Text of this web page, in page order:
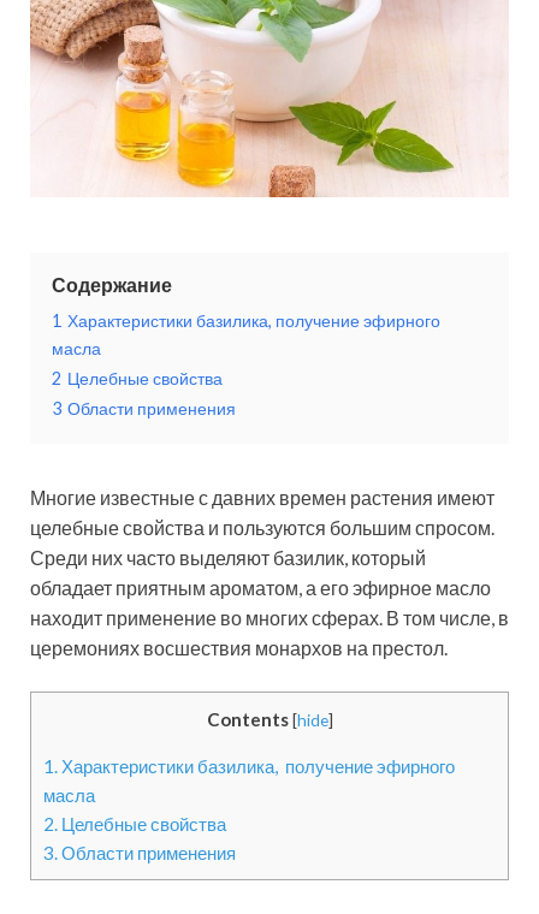
Содержание
1 Характеристики базилика, получение эфирного
масла
2 Целебные свойства
3 Области применения
Многие известные с давних времен растения имеют
целебные свойства и пользуются большим спросом.
Среди них часто выделяют базилик, который
обладает приятным ароматом, а его эфирное масло
находит применение во многих сферах. В том числе, в
церемониях восшествия монархов на престол.
Contents [hide]
1. Характеристики базилика, получение эфирного
масла
2. Целебные свойства
3.Области применения